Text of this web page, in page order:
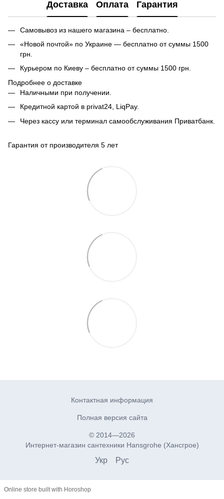
Доставка Оплата Гарантия
Самовывоз из нашего магазина – бесплатно.
«Новой почтой» по Украине — бесплатно от суммы 1500
грн.
Курьером по Киеву – бесплатно от суммы 1500 грн.
Подробнее о доставке
Наличными при получении.
Кредитной картой в privat24, LiqPay.
Через кассу или терминал самообслуживания Приватбанк.
Гарантия от производителя 5 лет
Контактная информация
Полная версия сайта
© 2014—2026
Интернет-магазин сантехники Hansgrohe (Хансгрое)
Укр Рус
Online store built with Horoshop